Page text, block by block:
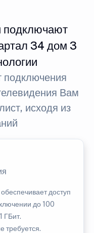
подключают
34 дом 3
подключения
Вам
исходя из
доступ
до 100
ГБит.
требуется.